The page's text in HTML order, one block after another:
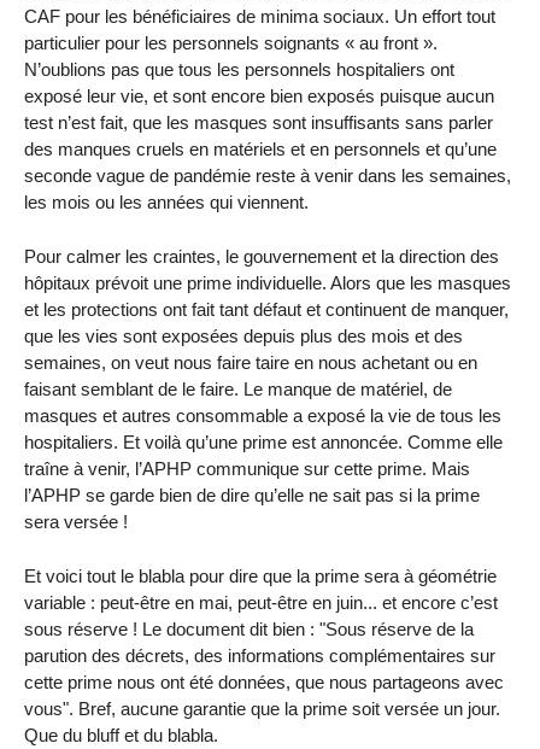
CAF pour les bénéficiaires de minima sociaux. Un effort tout
particulier pour les personnels soignants « au front ».
N’oublions pas que tous les personnels hospitaliers ont
exposé leur vie, et sont encore bien exposés puisque aucun
test n’est fait, que les masques sont insuffisants sans parler
des manques cruels en matériels et en personnels et qu’une
seconde vague de pandémie reste à venir dans les semaines,
les mois ou les années qui viennent.
Pour calmer les craintes, le gouvernement et la direction des
hôpitaux prévoit une prime individuelle. Alors que les masques
et les protections ont fait tant défaut et continuent de manquer,
que les vies sont exposées depuis plus des mois et des
semaines, on veut nous faire taire en nous achetant ou en
faisant semblant de le faire. Le manque de matériel, de
masques et autres consommable a exposé la vie de tous les
hospitaliers. Et voilà qu’une prime est annoncée. Comme elle
traîne à venir, l’APHP communique sur cette prime. Mais
l’APHP se garde bien de dire qu’elle ne sait pas si la prime
sera versée !
Et voici tout le blabla pour dire que la prime sera à géométrie
variable : peut-être en mai, peut-être en juin... et encore c’est
sous réserve ! Le document dit bien : "Sous réserve de la
parution des décrets, des informations complémentaires sur
cette prime nous ont été données, que nous partageons avec
vous". Bref, aucune garantie que la prime soit versée un jour.
Que du bluff et du blabla.